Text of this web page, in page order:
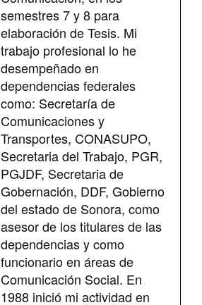
semestres 7 y 8 para
elaboración de Tesis. Mi
trabajo profesional lo he
desempeñado en
dependencias federales
como: Secretaría de
Comunicaciones y
Transportes, CONASUPO,
Secretaria del Trabajo, PGR,
PGJDF, Secretaria de
Gobernación, DDF, Gobierno
del estado de Sonora, como
asesor de los titulares de las
dependencias y como
funcionario en áreas de
Comunicación Social. En
1988 inició mi actividad en